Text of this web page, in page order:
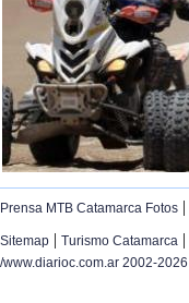
Prensa MTB Catamarca Fotos |
Sitemap | Turismo Catamarca |
/www.diarioc.com.ar 2002-2026